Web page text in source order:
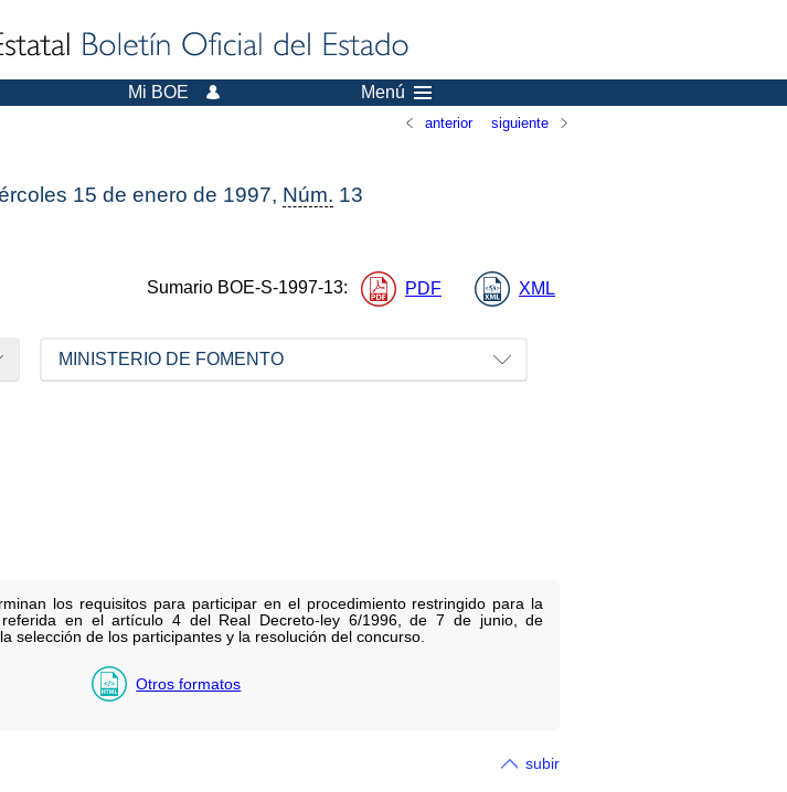
Mi BOE Menú
anterior siguiente
15 de enero de 1997, Núm. 13
Sumario BOE-S-1997-13: PDF XML
MINISTERIO DE FOMENTO
los requisitos para participar en el procedimiento restringido para la
en el artículo 4 del Real Decreto-ley 6/1996, de 7 de junio, de
selección de los participantes y la resolución del concurso.
Otros formatos
subir